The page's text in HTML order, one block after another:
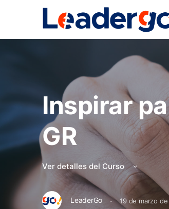
Inspirar
GR
Ver detalles del Curso
LeaderGo · 19 de marzo